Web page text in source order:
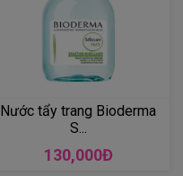
Nước tẩy trang Bioderma
S...
130,000Đ